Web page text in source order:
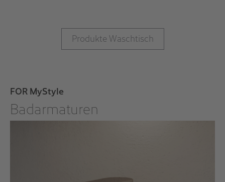
Produkte Waschtisch
FOR MyStyle
Badarmaturen